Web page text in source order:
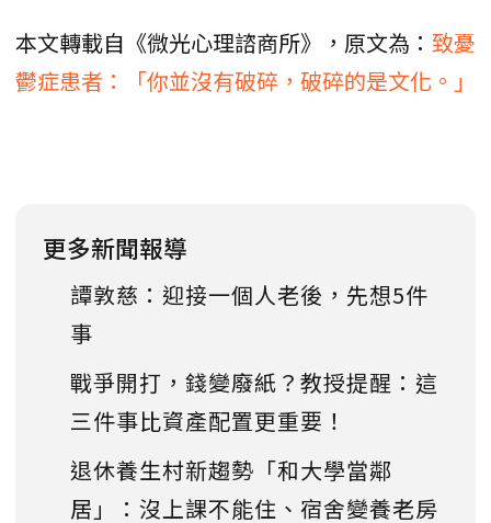
本文轉載自《微光心理諮商所》，原文為： 致憂
鬱症患者：「你並沒有破碎，破碎的是文化。」
更多新聞報導
譚敦慈：迎接一個人老後，先想5件
事
戰爭開打，錢變廢紙？教授提醒：這
三件事比資產配置更重要！
退休養生村新趨勢「和大學當鄰
居」：沒上課不能住、宿舍變養老房